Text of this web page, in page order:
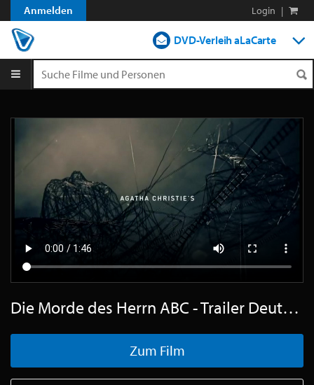
Anmelden Login |
DVD-Verleih aLaCarte
Shop
Blog
Die Morde des Herrn ABC - Trailer Deutsch SD
Zum Film